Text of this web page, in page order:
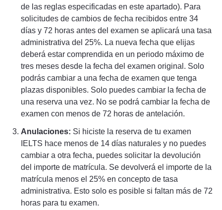
de las reglas especificadas en este apartado). Para
solicitudes de cambios de fecha recibidos entre 34
días y 72 horas antes del examen se aplicará una tasa
administrativa del 25%. La nueva fecha que elijas
deberá estar comprendida en un periodo máximo de
tres meses desde la fecha del examen original. Solo
podrás cambiar a una fecha de examen que tenga
plazas disponibles. Solo puedes cambiar la fecha de
una reserva una vez. No se podrá cambiar la fecha de
examen con menos de 72 horas de antelación.
Anulaciones: Si hiciste la reserva de tu examen
IELTS hace menos de 14 días naturales y no puedes
cambiar a otra fecha, puedes solicitar la devolución
del importe de matrícula. Se devolverá el importe de la
matrícula menos el 25% en concepto de tasa
administrativa. Esto solo es posible si faltan más de 72
horas para tu examen.